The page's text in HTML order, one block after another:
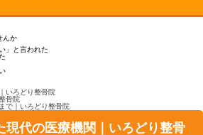
」と言われた
いろどり整骨院
骨院
で｜いろどり整骨院
現代の医療機関｜いろどり整骨